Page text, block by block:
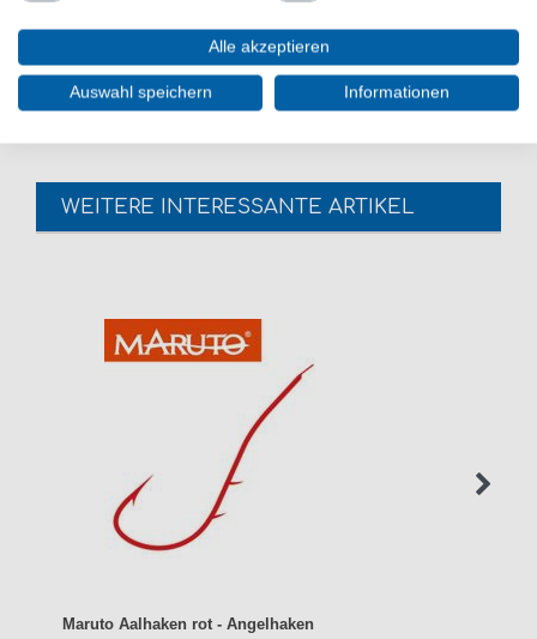
Die perfekte Schnur zum Ruabfischangeln und
Meeresangeln ist die Castalia Liquid Casting Braid
geflochtene Schnur Hauptschnur Hi-Vis
WEITERE INTERESSANTE ARTIKEL
Maruto Aalhaken rot - Angelhaken
Alle akzeptieren
Auswahl speichern Informationen